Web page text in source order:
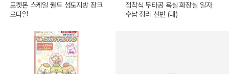
포켓몬 스케일 월드 성도지방 장크
로다일
접착식 무타공 욕실 화장실 일자
수납 정리 선반 (대)